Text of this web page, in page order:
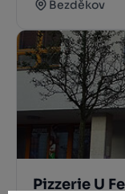
Bezděkov
Pizzerie U